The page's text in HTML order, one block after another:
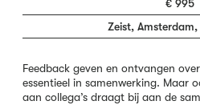
€ 995
Zeist,
Feedback geven en ontvangen
essentieel in samenwerking. Maar
aan collega’s draagt bij aan de